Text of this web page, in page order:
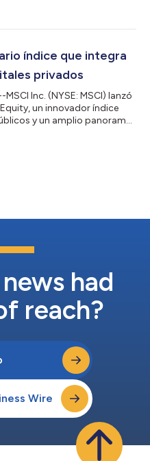
revisión de clasificación de
estándares de
índice que integra
privados
MSCI Inc. (NYSE: MSCI) lanzó
un innovador índice
y un amplio panorama
su cartera. En un
se integran cada vez
had
reach?
Wire